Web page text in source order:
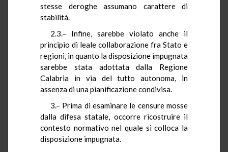
stesse deroghe assumano carattere di
stabilità.
2.3.– Infine, sarebbe violato anche il
principio di leale collaborazione fra Stato e
regioni, in quanto la disposizione impugnata
sarebbe stata adottata dalla Regione
Calabria in via del tutto autonoma, in
assenza di una pianificazione condivisa.
3.– Prima di esaminare le censure mosse
dalla difesa statale, occorre ricostruire il
contesto normativo nel quale si colloca la
disposizione impugnata.